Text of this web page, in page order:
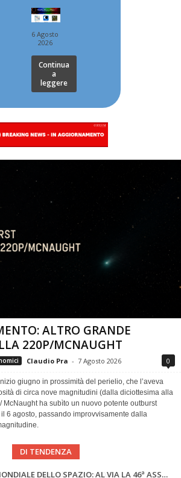
6 Agosto
2026
Continua
a
leggere
ALTRO GRANDE
220P/MCNAUGHT
Claudio Pra - 7 Agosto 2026 0
giugno in prossimità del perielio, che l’aveva
di circa nove magnitudini (dalla diciottesima alla
McNaught ha subìto un nuovo potente outburst
6 agosto, passando improvvisamente dalla
DI TENDENZA
Mese di Agosto 2026
aggiornamenti del mese – Agosto 2026